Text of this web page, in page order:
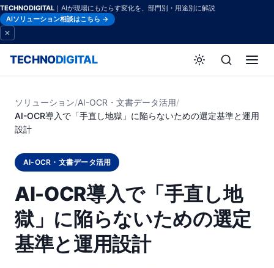
TECHNODIGITAL ｜AIが現場にもたらす変化を、部門別・用途別に解説
AIソリューション相談はこちら →
TECHNODIGITAL
ソリューション/AI-OCR・文書データ活用/
AI-OCR導入で「手直し地獄」に陥らないための選定基準と運用
設計
AI-OCR・文書データ活用
AI-OCR導入で「手直し地
獄」に陥らないための選定
基準と運用設計